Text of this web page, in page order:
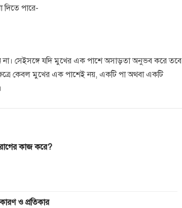
দিতে পারে-
সেইসঙ্গে যদি মুখের এক পাশে অসাড়তা অনুভব করে তবে
কেবল মুখের এক পাশেই নয়, একটি পা অথবা একটি
কাজ করে?
ও প্রতিকার